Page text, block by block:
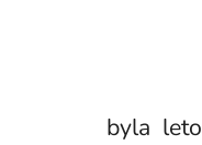
byla